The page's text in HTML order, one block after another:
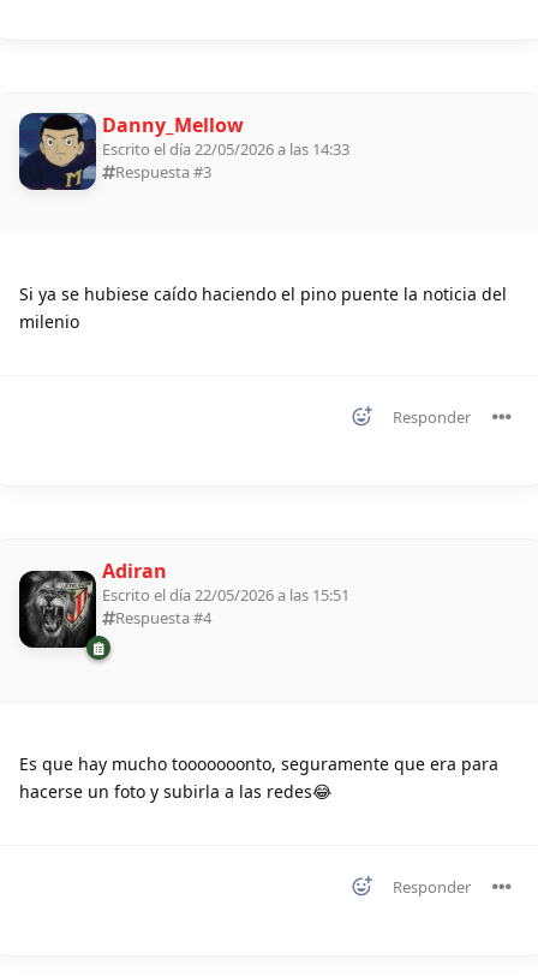
Danny_Mellow
Escrito el día 22/05/2026 a las 14:33
Respuesta #3
Si ya se hubiese caído haciendo el pino puente la noticia del
milenio
Responder
Adiran
Escrito el día 22/05/2026 a las 15:51
Respuesta #4
Es que hay mucho tooooooonto, seguramente que era para
hacerse un foto y subirla a las redes😂
Responder